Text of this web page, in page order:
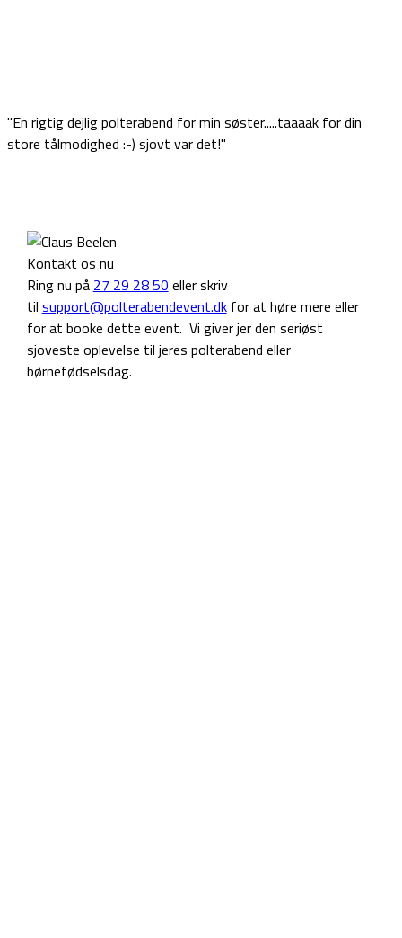
"En rigtig dejlig polterabend for min søster.....taaaak for din
store tålmodighed :-) sjovt var det!"
Kontakt os nu
Ring nu på 27 29 28 50 eller skriv
til support@polterabendevent.dkfor at høre mere eller
for at booke dette event. Vi giver jer den seriøst
sjoveste oplevelse til jeres polterabend eller
børnefødselsdag.